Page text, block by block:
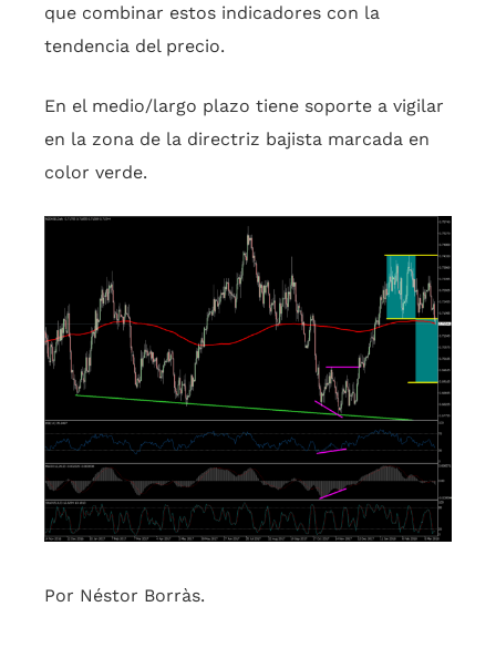
que combinar estos indicadores con la
tendencia del precio.
En el medio/largo plazo tiene soporte a vigilar
en la zona de la directriz bajista marcada en
color verde.
Por Néstor Borràs.